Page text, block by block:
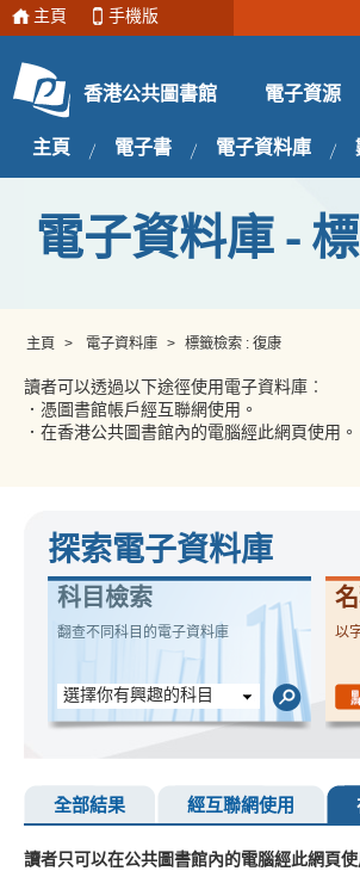
主頁 手機版
香港公共圖書館 電子資源
主頁 電子書 電子資料庫
電子資料庫 -
主頁 > 電子資料庫 > 標籤檢索 : 復康
讀者可以透過以下途徑使用電子資料庫︰
．憑圖書館帳戶經互聯網使用。
．在香港公共圖書館內的電腦經此網頁使用。
探索電子資料庫
科目檢索
翻查不同科目的電子資料庫
選擇你有興趣的科目
以
全部結果 經互聯網使用
讀者只可以在公共圖書館內的電腦經此網頁